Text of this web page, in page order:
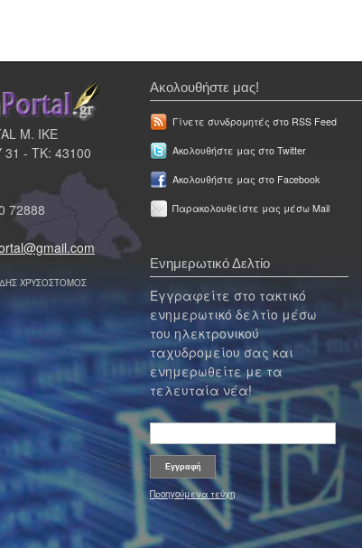
Μ. ΙΚΕ
- ΤΚ: 43100
72888
ΧΡΥΣΟΣΤΟΜΟΣ
Ακολουθήστε μας!
Γίνετε συνδρομητές στο RSS Feed
Ακολουθήστε μας στο Twitter
Ακολουθήστε μας στο Facebook
Παρακολουθείστε μας μέσω Mail
Ενημερωτικό Δελτίο
Εγγραφείτε στο τακτικό
ενημερωτικό δελτίο μέσω
του ηλεκτρονικού
ταχυδρομείου σας και
ενημερωθείτε με τα
τελευταία νέα!
Προηγούμενα τεύχη